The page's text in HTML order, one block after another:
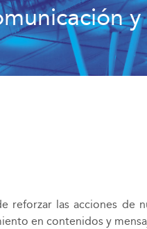
reforzar las acciones de
en contenidos y